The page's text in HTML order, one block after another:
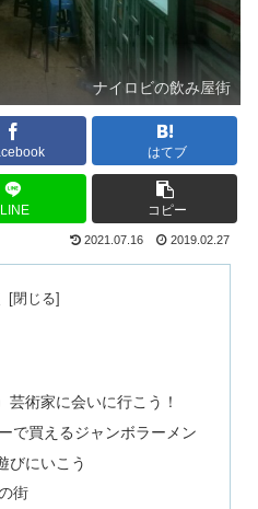
ナイロビの飲み屋街
はてブ
LINE コピー
2021.07.16 2019.02.27
芸術家に会いに行こう！
で買えるジャンボラーメン
びにいこう
街